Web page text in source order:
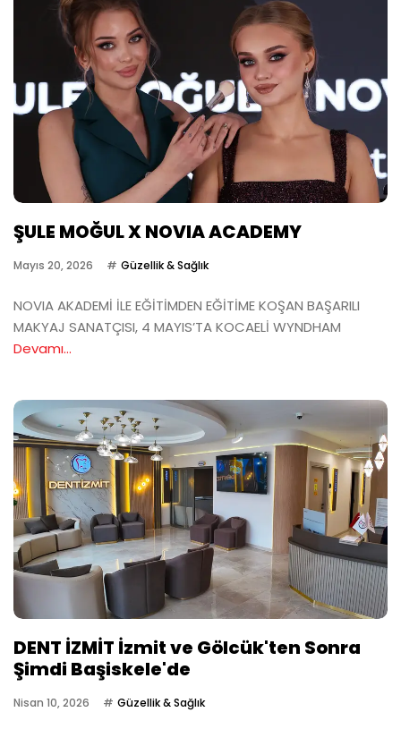
ŞULE MOĞUL X NOVIA ACADEMY
Mayıs 20, 2026 Güzellik & Sağlık
NOVIA AKADEMİ İLE EĞİTİMDEN EĞİTİME KOŞAN BAŞARILI
MAKYAJ SANATÇISI, 4 MAYIS’TA KOCAELİ WYNDHAM
Devamı...
DENT İZMİT İzmit ve Gölcük'ten Sonra
Şimdi Başiskele'de
Nisan 10, 2026 Güzellik & Sağlık